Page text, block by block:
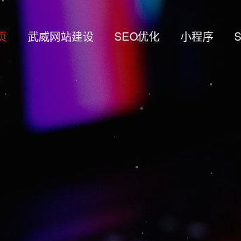
武威网站建设 SEO优化 小程序